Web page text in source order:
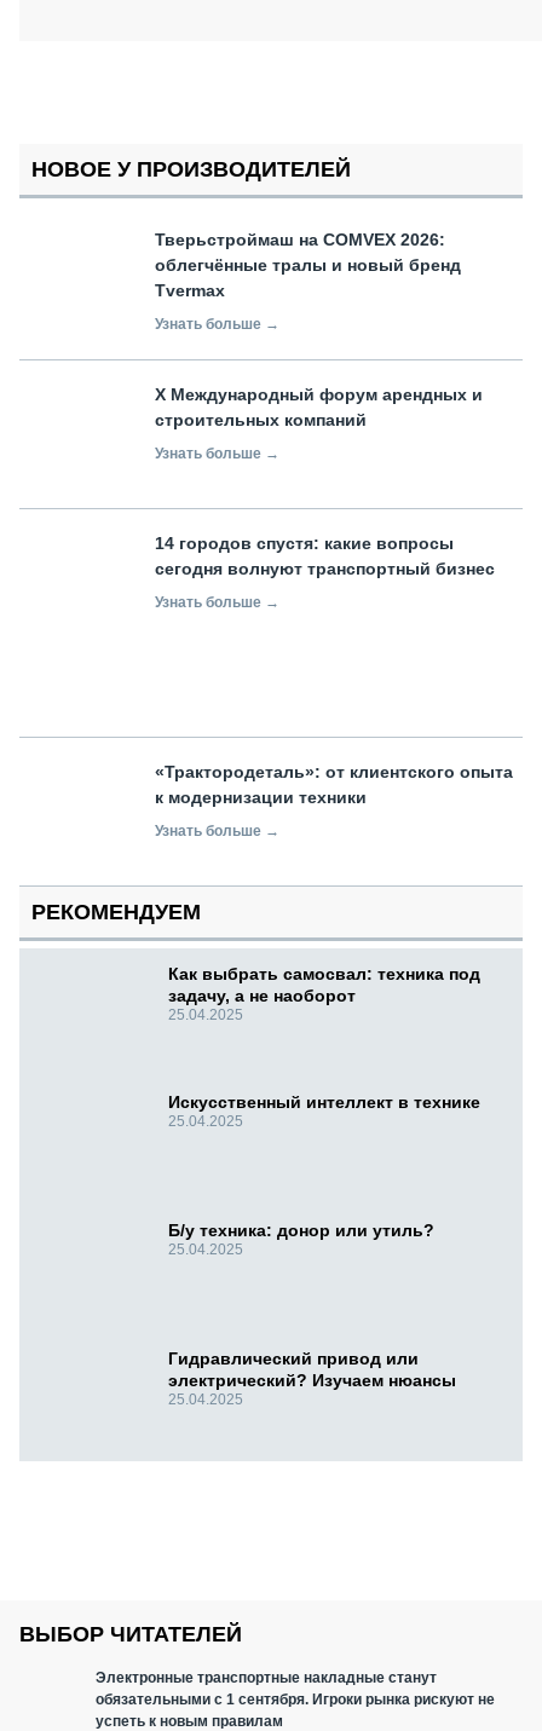
НОВОЕ У ПРОИЗВОДИТЕЛЕЙ
Тверьстроймаш на COMVEX 2026:
облегчённые тралы и новый бренд
Tvermax
Узнать больше →
X Международный форум арендных и
строительных компаний
Узнать больше →
14 городов спустя: какие вопросы
сегодня волнуют транспортный бизнес
Узнать больше →
«Трактородеталь»: от клиентского опыта
к модернизации техники
Узнать больше →
РЕКОМЕНДУЕМ
Как выбрать самосвал: техника под
задачу, а не наоборот
25.04.2025
Искусственный интеллект в технике
25.04.2025
Б/у техника: донор или утиль?
25.04.2025
Гидравлический привод или
электрический? Изучаем нюансы
25.04.2025
ВЫБОР ЧИТАТЕЛЕЙ
Электронные транспортные накладные станут
обязательными с 1 сентября. Игроки рынка рискуют не
успеть к новым правилам